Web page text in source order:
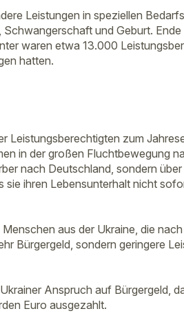
Leistungen in speziellen
und Geburt.
waren etwa 13.000
hatten.
Leistungsberechtigten zum
in der großen Fluchtbewegung
nach Deutschland, sondern
ihren Lebensunterhalt nicht
aus der Ukraine, die
Bürgergeld, sondern geringere
Anspruch auf Bürgergeld,
Euro ausgezahlt.